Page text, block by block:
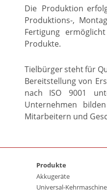
Die Produktion
Produktions-,
Fertigung ermöglicht
Produkte.
Tielbürgerstehtfür
Bereitstellung von
nach
ISO 9001
Unternehmen
bilden
Mitarbeitern und
Produkte
Akkugeräte
Universal-